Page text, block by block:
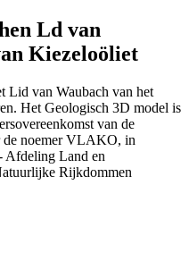
Ld van
Kiezeloöliet
Lid van Waubach van het
Het Geologisch 3D model is
van de
de noemer VLAKO, in
Afdeling Land en
Rijkdommen